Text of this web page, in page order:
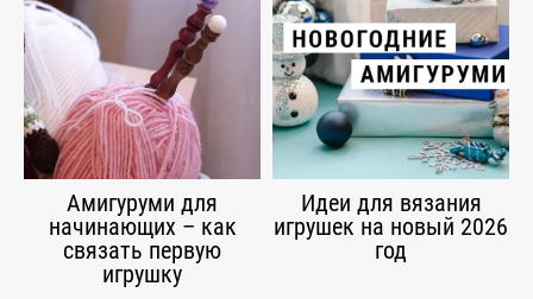
Амигуруми для
начинающих – как
связать первую
игрушку
Идеи для вязания
игрушек на новый 2026
год